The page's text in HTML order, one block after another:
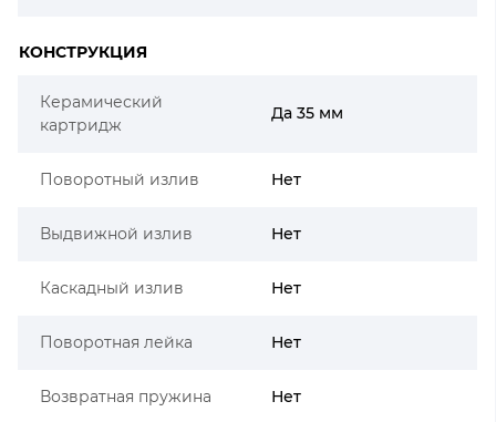
КОНСТРУКЦИЯ
Керамический
картридж
Да 35 мм
Поворотный излив Нет
Выдвижной излив Нет
Каскадный излив Нет
Поворотная лейка Нет
Возвратная пружина Нет